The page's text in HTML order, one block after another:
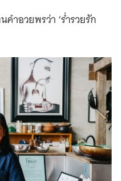
ำอวยพรว่า ‘ร่ำรวยรัก